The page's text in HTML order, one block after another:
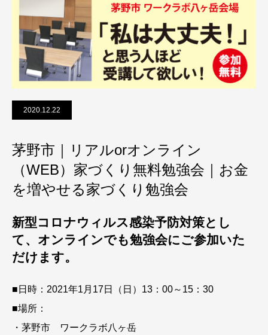
2020.12.22
茅野市｜リアルorオンライン
（WEB）家づくり無料勉強会｜お金
を増やせる家づくり勉強会
新型コロナウィルス感染予防対策とし
て、オンラインでも勉強会にご参加いた
だけます。
■日時：2021年1月17日（日）13：00～15：30
■場所：
・茅野市 ワークラボ八ヶ岳